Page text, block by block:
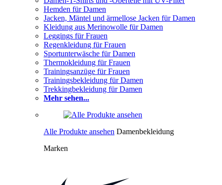
Hemden für Damen
Jacken, Mäntel und ärmellose Jacken für Damen
Kleidung aus Merinowolle für Damen
Leggings für Frauen
Regenkleidung für Frauen
Sportunterwäsche für Damen
Thermokleidung für Frauen
Trainingsanzüge für Frauen
Trainingsbekleidung für Damen
Trekkingbekleidung für Damen
Mehr sehen...
Alle Produkte ansehen Damenbekleidung
Marken